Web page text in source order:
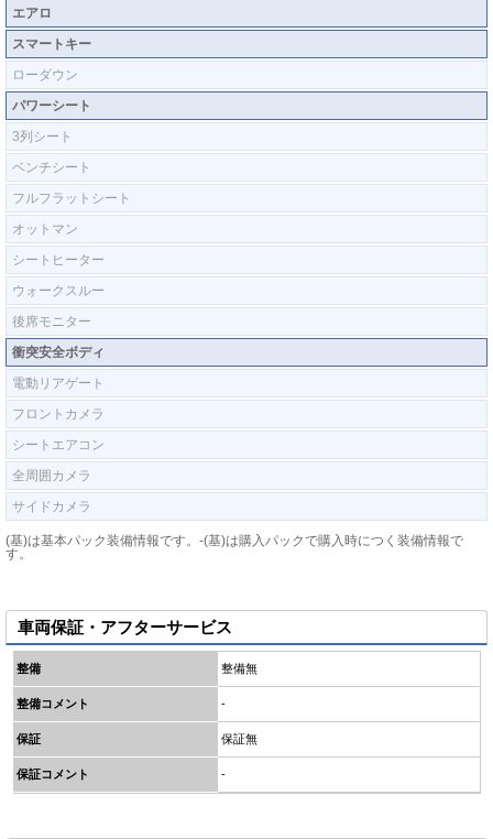
エアロ
スマートキー
ローダウン
パワーシート
3列シート
ベンチシート
フルフラットシート
オットマン
シートヒーター
ウォークスルー
後席モニター
衝突安全ボディ
電動リアゲート
フロントカメラ
シートエアコン
全周囲カメラ
サイドカメラ
(基)は基本パック装備情報です。-(基)は購入パックで購入時につく装備情報で
す。
車両保証・アフターサービス
整備 整備無
整備コメント -
保証 保証無
保証コメント -